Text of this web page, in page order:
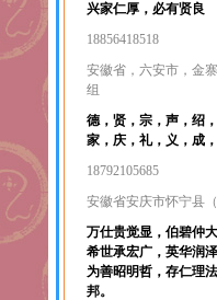
兴家仁厚，必有贤良
18856418518
安徽省，六安市，金
组
德，贤，宗，声，绍
家，庆，礼，义，成
18792105685
安徽省安庆市怀宁县
万仕贵觉显，伯碧仲
希世承宏广，英华润
为善昭明哲，存仁理
邦。